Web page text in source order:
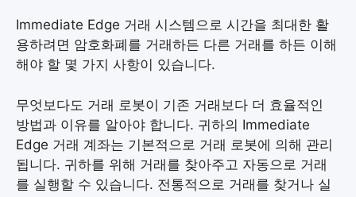
Immediate Edge 거래 시스템으로 시간을 최대한 활
용하려면 암호화폐를 거래하든 다른 거래를 하든 이해
해야 할 몇 가지 사항이 있습니다.
무엇보다도 거래 로봇이 기존 거래보다 더 효율적인
방법과 이유를 알아야 합니다. 귀하의 Immediate
Edge 거래 계좌는 기본적으로 거래 로봇에 의해 관리
됩니다. 귀하를 위해 거래를 찾아주고 자동으로 거래
를 실행할 수 있습니다. 전통적으로 거래를 찾거나 실